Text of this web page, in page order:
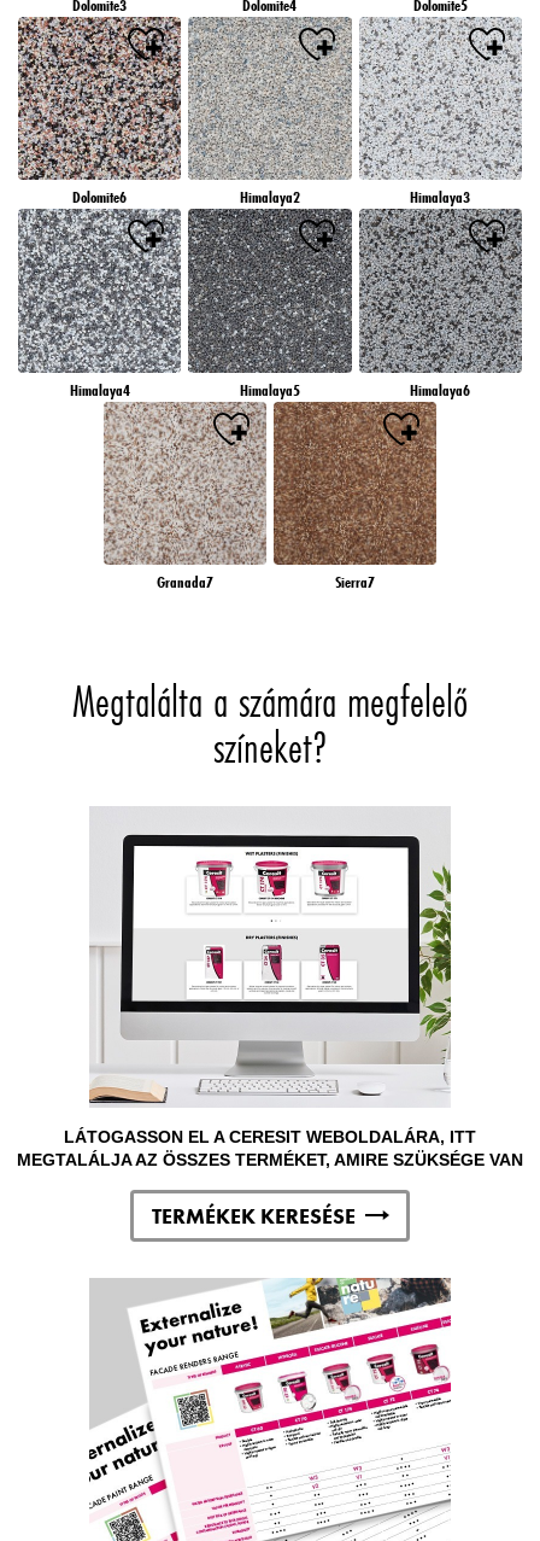
Dolomite3 Dolomite4 Dolomite5
Dolomite6 Himalaya2 Himalaya3
Himalaya4 Himalaya5 Himalaya6
Granada7 Sierra7
Megtalálta a számára megfelelő
színeket?
LÁTOGASSON EL A CERESIT WEBOLDALÁRA, ITT
MEGTALÁLJA AZ ÖSSZES TERMÉKET, AMIRE SZÜKSÉGE VAN
TERMÉKEK KERESÉSE